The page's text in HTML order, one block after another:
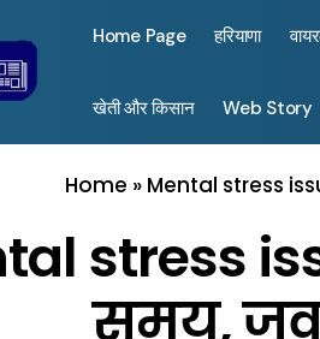
Home Page हरियाणा
खेती और किसान Web Story
Home » Mental stress
stress
समय,